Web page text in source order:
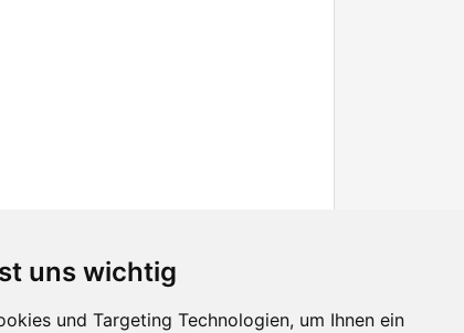
uns wichtig
und Targeting Technologien, um Ihnen ein